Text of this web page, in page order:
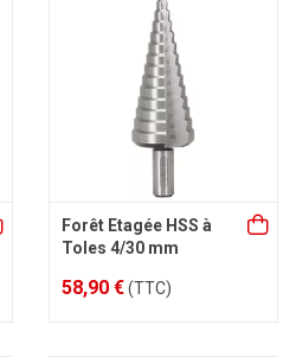
Forêt Etagée HSS à
Toles 4/30 mm
58,90 €(TTC)